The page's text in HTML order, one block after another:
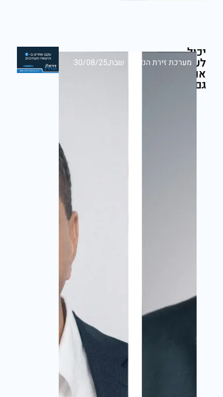
יכול
לעניין
אותך
גם
מערכת זירת הנדל״ן שבת,30/08/25